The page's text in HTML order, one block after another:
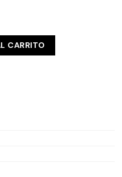
CARRITO